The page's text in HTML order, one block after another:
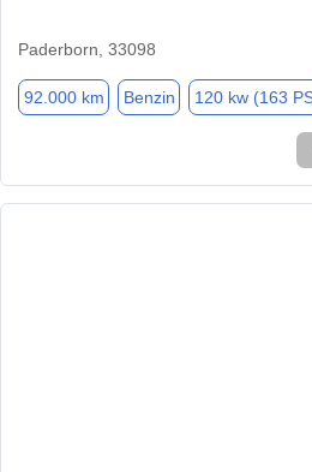
Paderborn, 33098
92.000 km Benzin 120 kw (163